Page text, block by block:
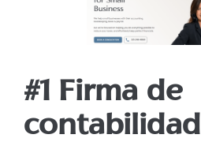
#1 Firma de
contabilidad